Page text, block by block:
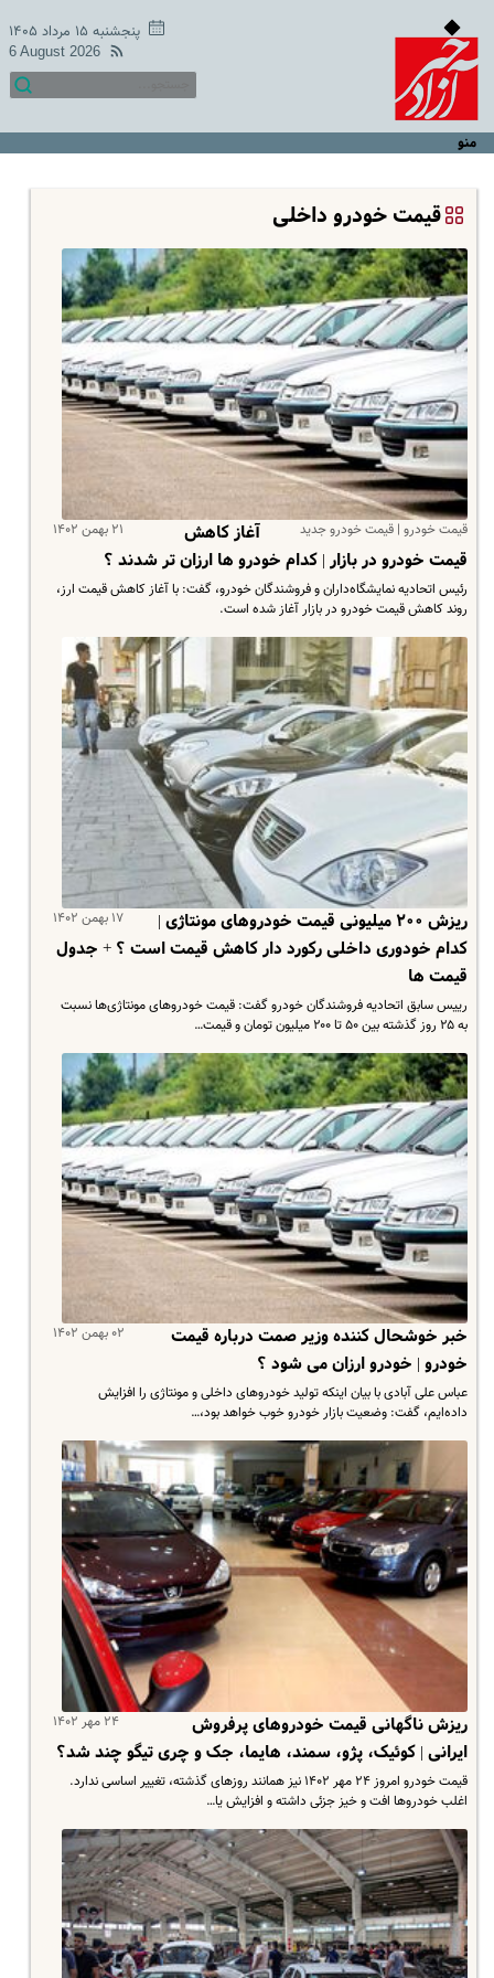
پنجشنبه ۱۵ مرداد ۱۴۰۵
6 August 2026
منو
قیمت خودرو داخلی
قیمت خودرو | قیمت خودرو جدید ۲۱ بهمن ۱۴۰۲
آغاز کاهش
قیمت خودرو در بازار | کدام خودرو ها ارزان تر شدند ؟
رئیس اتحادیه نمایشگاه‌داران و فروشندگان خودرو، گفت: با آغاز کاهش قیمت ارز،
روند کاهش قیمت خودرو در بازار آغاز شده است.
۱۷ بهمن ۱۴۰۲
ریزش ۲۰۰ میلیونی قیمت خودروهای مونتاژی |
کدام خودوری داخلی رکورد دار کاهش قیمت است ؟ + جدول
قیمت ها
رییس سابق اتحادیه فروشندگان خودرو گفت: قیمت خودروهای مونتاژی‌ها نسبت
به ۲۵ روز گذشته بین ۵۰ تا ۲۰۰ میلیون تومان و قیمت…
۰۲ بهمن ۱۴۰۲
خبر خوشحال کننده وزیر صمت درباره قیمت
خودرو | خودرو ارزان می شود ؟
عباس علی آبادی با بیان اینکه تولید خودروهای داخلی و مونتاژی را افزایش
داده‌ایم، گفت: وضعیت بازار خودرو خوب خواهد بود،…
۲۴ مهر ۱۴۰۲
ریزش ناگهانی قیمت خودروهای پرفروش
ایرانی | کوئیک، پژو، سمند، هایما، جک و چری تیگو چند شد؟
قیمت خودرو امروز ۲۴ مهر ۱۴۰۲ نیز همانند روزهای گذشته، تغییر اساسی ندارد.
اغلب خودروها افت و خیز جزئی داشته و افزایش یا…